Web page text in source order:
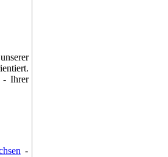
- Ihrer
-